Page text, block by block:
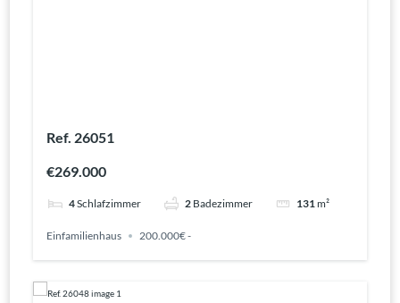
Ref. 26051
€269.000
4Schlafzimmer 2 Badezimmer 131m²
Einfamilienhaus 200.000€ -